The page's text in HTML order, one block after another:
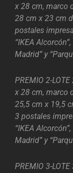
x 28 cm, marco
28 cm x 23 cm
postales
“IKEA
Madrid” y
PREMIO 2-
x 28 cm, marco
25,5 cm x 19,5
3 postales
“IKEA
Madrid” y
PREMIO 3-